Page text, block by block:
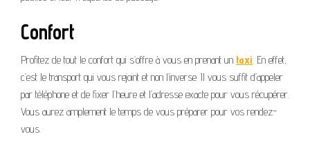
Confort
Profitez de tout le confort qui s’offre à vous en prenant un taxi. En effet,
c’est le transport qui vous rejoint et non l’inverse. Il vous suffit d’appeler
par téléphone et de fixer l’heure et l’adresse exacte pour vous récupérer.
Vous aurez amplement le temps de vous préparer pour vos rendez-
vous.